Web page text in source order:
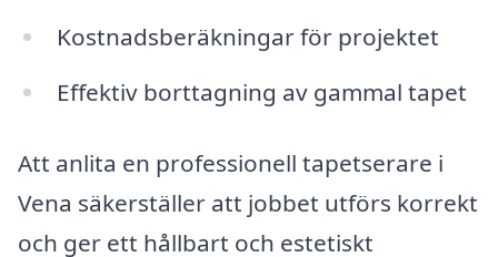
Kostnadsberäkningar för projektet
Effektiv borttagning av gammal tapet
Att anlita en professionell tapetserare i
Vena säkerställer att jobbet utförs korrekt
och ger ett hållbart och estetiskt